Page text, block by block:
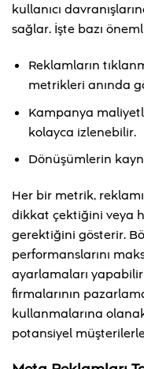
kullanıcı
sağlar. İşte bazı
Reklamların
metrikleri anında
Kampanya
kolayca izlenebilir.
Dönüşümlerin
Her bir metrik,
dikkat çektiğini veya
gerektiğini gösterir.
performanslarını
ayarlamaları
firmalarının
kullanmalarına
potansiyel